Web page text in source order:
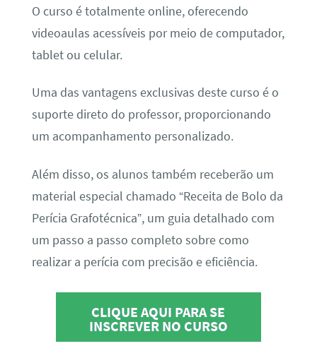
O curso é totalmente online, oferecendo
videoaulas acessíveis por meio de computador,
tablet ou celular.
Uma das vantagens exclusivas deste curso é o
suporte direto do professor, proporcionando
um acompanhamento personalizado.
Além disso, os alunos também receberão um
material especial chamado “Receita de Bolo da
Perícia Grafotécnica”, um guia detalhado com
um passo a passo completo sobre como
realizar a perícia com precisão e eficiência.
CLIQUE AQUI PARA SE
INSCREVER NO CURSO